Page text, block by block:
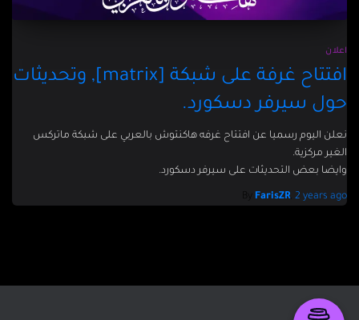
اعلان
افتتاح غرفة على شبكة [matrix], وتحديثات
حول سيرفر دسكورد.
نعلن اليوم رسميا عن افتتاح غرفه هاكنتوش بالعربي على شبكة ماتركس
الغير مركزية.
وايضا بعض التحديثات على سيرفر دسكورد.
FarisZR, 2 years ago